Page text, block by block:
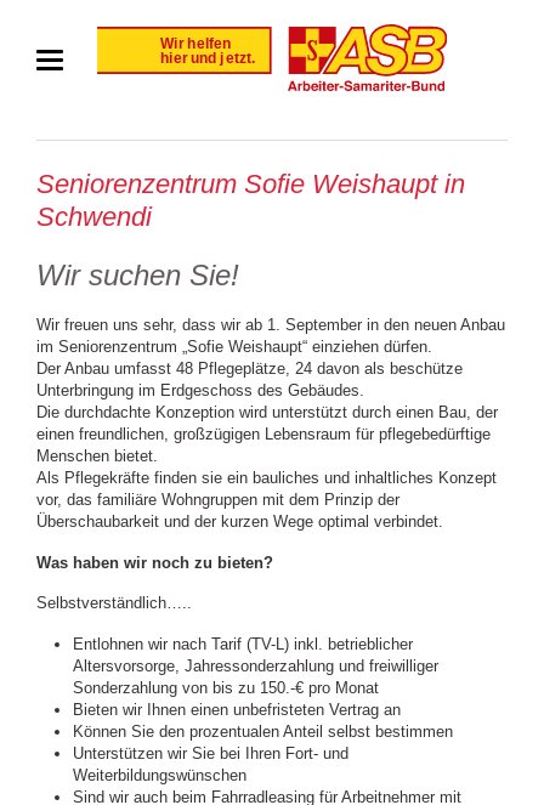
Seniorenzentrum Sofie Weishaupt in
Schwendi
Wir suchen Sie!
Wir freuen uns sehr, dass wir ab 1. September in den neuen Anbau
im Seniorenzentrum „Sofie Weishaupt“ einziehen dürfen.
Der Anbau umfasst 48 Pflegeplätze, 24 davon als beschütze
Unterbringung im Erdgeschoss des Gebäudes.
Die durchdachte Konzeption wird unterstützt durch einen Bau, der
einen freundlichen, großzügigen Lebensraum für pflegebedürftige
Menschen bietet.
Als Pflegekräfte finden sie ein bauliches und inhaltliches Konzept
vor, das familiäre Wohngruppen mit dem Prinzip der
Überschaubarkeit und der kurzen Wege optimal verbindet.
Was haben wir noch zu bieten?
Selbstverständlich…..
Entlohnen wir nach Tarif (TV-L) inkl. betrieblicher
Altersvorsorge, Jahressonderzahlung und freiwilliger
Sonderzahlung von bis zu 150.-€ pro Monat
Bieten wir Ihnen einen unbefristeten Vertrag an
Können Sie den prozentualen Anteil selbst bestimmen
Unterstützen wir Sie bei Ihren Fort- und
Weiterbildungswünschen
Sind wir auch beim Fahrradleasing für Arbeitnehmer mit